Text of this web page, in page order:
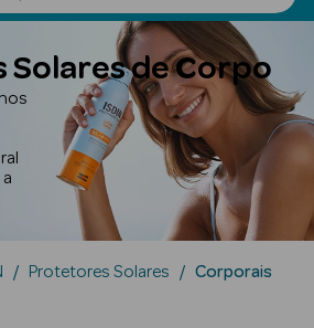
de Corpo
Protetores Solares Corporais